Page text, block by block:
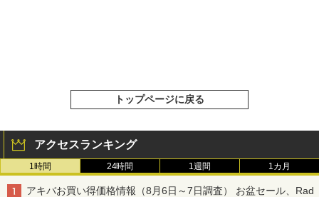
トップページに戻る
アクセスランキング
1時間 24時間 1週間 1カ月
アキバお買い得価格情報（8月6日～7日調査） お盆セール、Rad